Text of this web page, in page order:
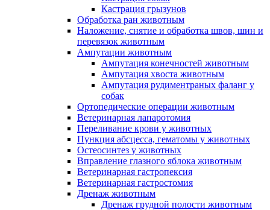
Кастрация грызунов
Обработка ран животным
Наложение, снятие и обработка швов, шин и
перевязок животным
Ампутации животным
Ампутация конечностей животным
Ампутация хвоста животным
Ампутация рудиментраных фаланг у
собак
Ортопедические операции животным
Ветеринарная лапаротомия
Переливание крови у животных
Пункция абсцесса, гематомы у животных
Остеосинтез у животных
Вправление глазного яблока животным
Ветеринарная гастропексия
Ветеринарная гастростомия
Дренаж животным
Дренаж грудной полости животным